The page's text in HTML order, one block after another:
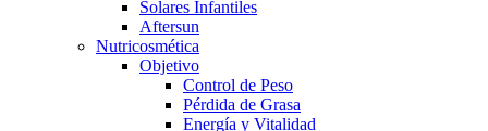
Solares Infantiles
Aftersun
Nutricosmética
Objetivo
Control de Peso
Pérdida de Grasa
Energía y Vitalidad